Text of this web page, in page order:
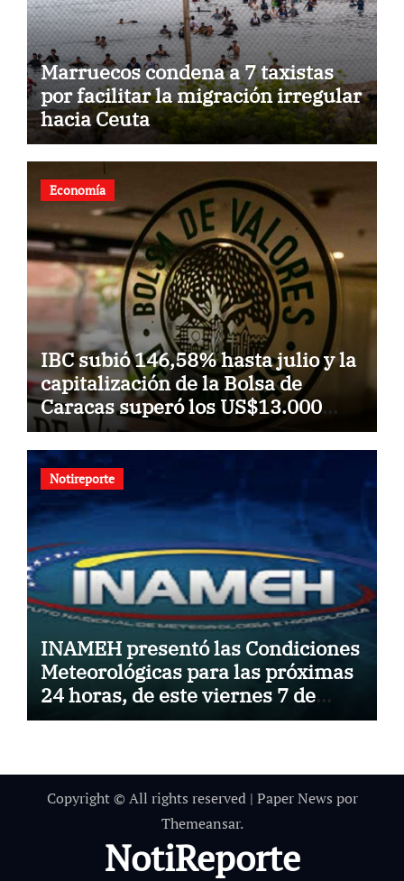
Marruecos condena a 7 taxistas
por facilitar la migración irregular
hacia Ceuta
Economía
IBC subió 146,58% hasta julio y la
capitalización de la Bolsa de
Caracas superó los US$13.000
millones
Notireporte
INAMEH presentó las Condiciones
Meteorológicas para las próximas
24 horas, de este viernes 7 de
agosto 2026
Copyright © All rights reserved | Paper News por
Themeansar.
NotiReporte